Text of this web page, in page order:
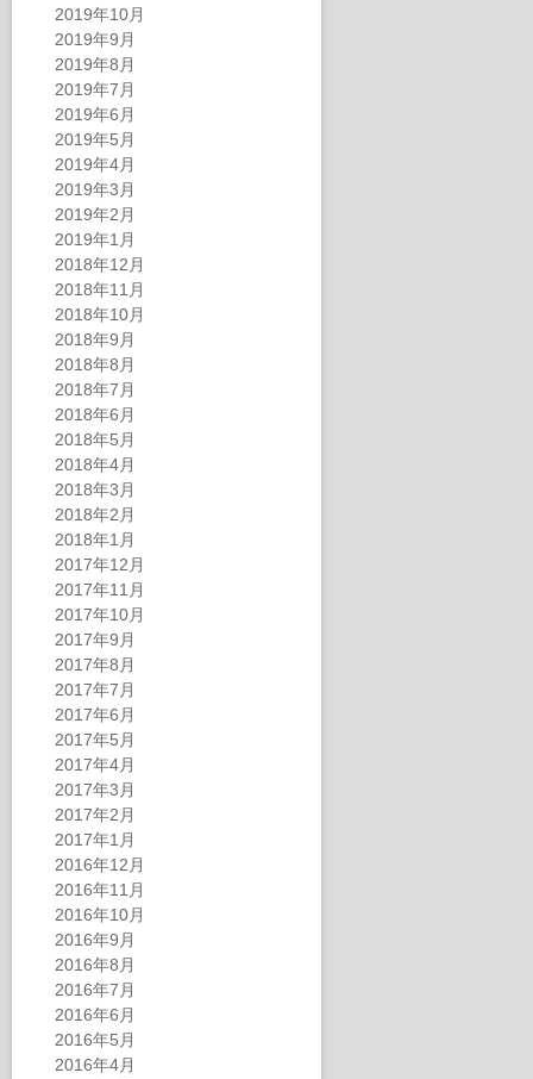
2019年10月
2019年9月
2019年8月
2019年7月
2019年6月
2019年5月
2019年4月
2019年3月
2019年2月
2019年1月
2018年12月
2018年11月
2018年10月
2018年9月
2018年8月
2018年7月
2018年6月
2018年5月
2018年4月
2018年3月
2018年2月
2018年1月
2017年12月
2017年11月
2017年10月
2017年9月
2017年8月
2017年7月
2017年6月
2017年5月
2017年4月
2017年3月
2017年2月
2017年1月
2016年12月
2016年11月
2016年10月
2016年9月
2016年8月
2016年7月
2016年6月
2016年5月
2016年4月